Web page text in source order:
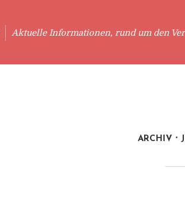
Aktuelle Informationen, rund um den
ARCHIV